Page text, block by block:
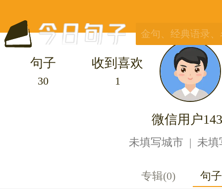
句子
30
收到喜欢
1
微信用户
未填写城市 | 未填
专辑(0) 句